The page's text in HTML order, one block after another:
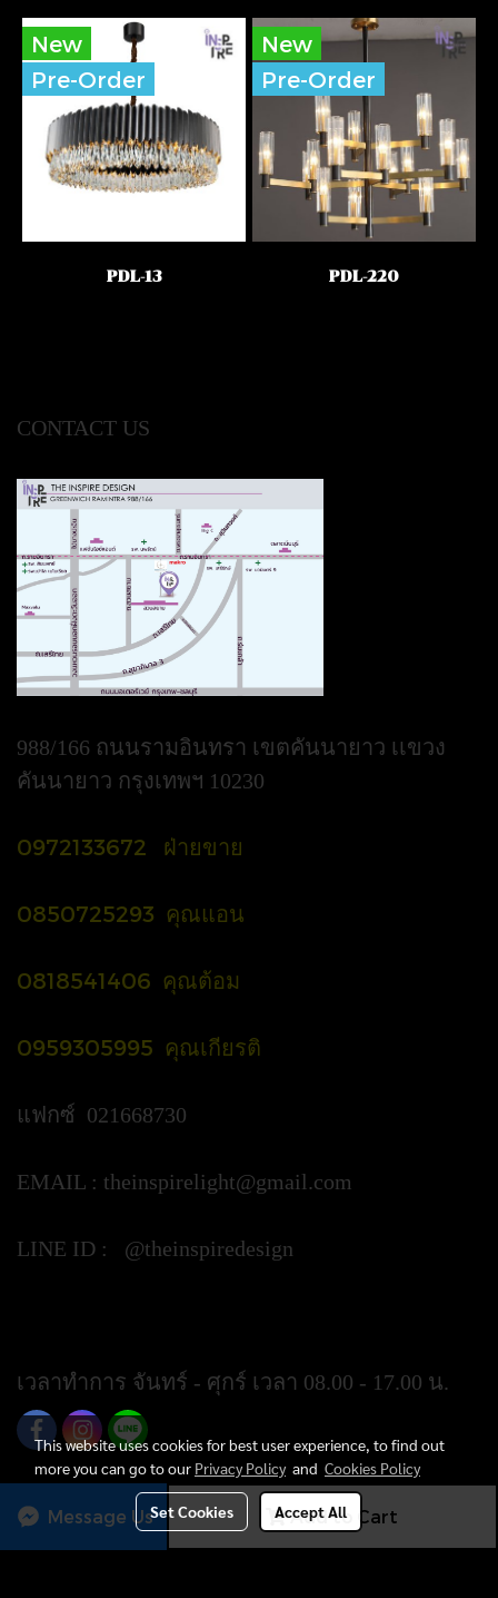
Add to Cart
Message Us
New
Pre-Order
PDL-13
New
Pre-Order
PDL-220
CONTACT US
988/166 ถนนรามอินทรา เขตคันนายาว เเขวง
คันนายาว กรุงเทพฯ 10230
0972133672 ฝ่ายขาย
0850725293 คุณแอน
0818541406 คุณต้อม
0959305995 คุณเกียรติ
แฟกซ์ 021668730
EMAIL : theinspirelight@gmail.com
LINE ID : @theinspiredesign
เวลาทำการ จันทร์ - ศุกร์ เวลา 08.00 - 17.00 น.
This website uses cookies for best user experience, to find out
more you can go to our Privacy Policyand Cookies Policy
Set Cookies Accept All